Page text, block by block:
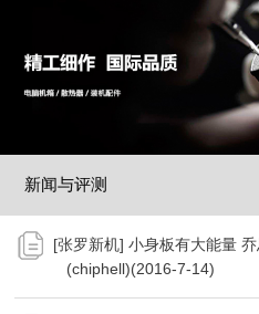
新闻与评测
[张罗新机] 小身板有大能量
(chiphell)(2016-7-14)